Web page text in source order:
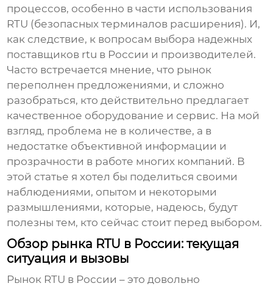
процессов, особенно в части использования
RTU (безопасных терминалов расширения). И,
как следствие, к вопросам выбора надежных
поставщиков rtu в России и производителей.
Часто встречается мнение, что рынок
переполнен предложениями, и сложно
разобраться, кто действительно предлагает
качественное оборудование и сервис. На мой
взгляд, проблема не в количестве, а в
недостатке объективной информации и
прозрачности в работе многих компаний. В
этой статье я хотел бы поделиться своими
наблюдениями, опытом и некоторыми
размышлениями, которые, надеюсь, будут
полезны тем, кто сейчас стоит перед выбором.
Обзор рынка RTU в России: текущая
ситуация и вызовы
Рынок RTU в России – это довольно